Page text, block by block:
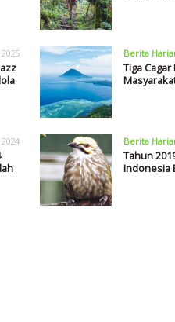
Berita
Tiga
Berita
Tahun
Indonesia